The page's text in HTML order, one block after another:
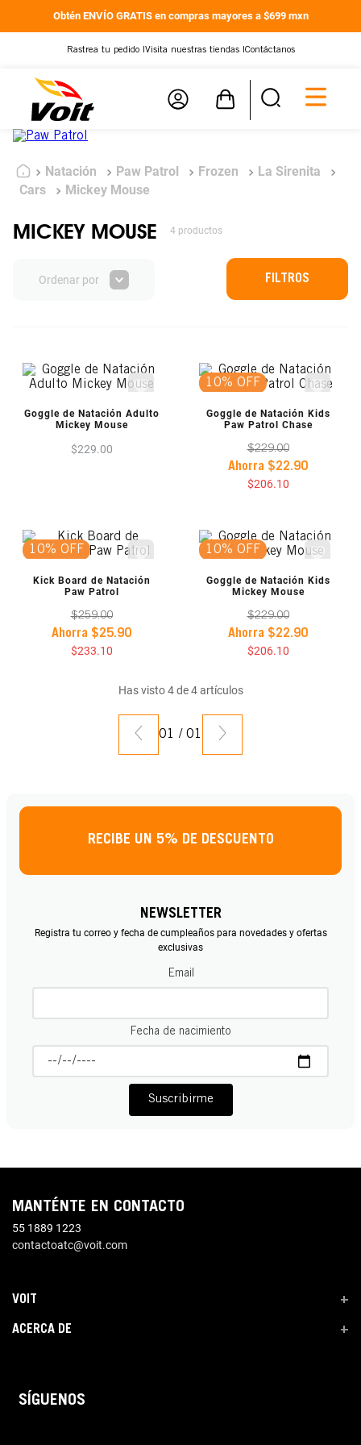
Obtén ENVÍO GRATIS en compras mayores a $699 mxn
Rastrea tu pedido | Visita nuestras tiendas | Contáctanos
Natación Paw Patrol Frozen
La Sirenita
Cars
Mickey Mouse
MICKEY MOUSE 4 productos
FILTROS
Ordenar por
VISTA PREVIA
Goggle de Natación Adulto
Mickey Mouse
$229.00
10% OFF
VISTA PREVIA
Goggle de Natación Kids
Paw Patrol Chase
$229.00
Ahorra $22.90
$206.10
10% OFF
VISTA PREVIA
Kick Board de Natación
Paw Patrol
$259.00
Ahorra $25.90
$233.10
10% OFF
VISTA PREVIA
Goggle de Natación Kids
Mickey Mouse
$229.00
Ahorra $22.90
$206.10
Has visto4de4artículos
01 / 01
RECIBE UN 5% DE DESCUENTO
NEWSLETTER
Registra tu correo y fecha de cumpleaños para novedades y ofertas
exclusivas
Email
Fecha de nacimiento
Suscribirme
MANTÉNTE EN CONTACTO
55 1889 1223
contactoatc@voit.com
VOIT +
ACERCA DE +
SÍGUENOS